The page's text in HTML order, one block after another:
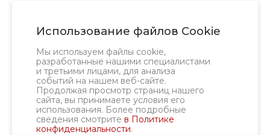
Использование файлов Cookie
Мы используем файлы cookie,
разработанные нашими специалистами
и третьими лицами, для анализа
событий на нашем веб-сайте.
Продолжая просмотр страниц нашего
сайта, вы принимаете условия его
использования. Более подробные
сведения смотрите в Политике
конфиденциальности.